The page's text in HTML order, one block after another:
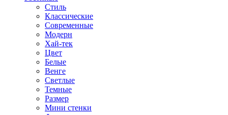
Стиль
Классические
Современные
Модерн
Хай-тек
Цвет
Белые
Венге
Светлые
Темные
Размер
Мини стенки